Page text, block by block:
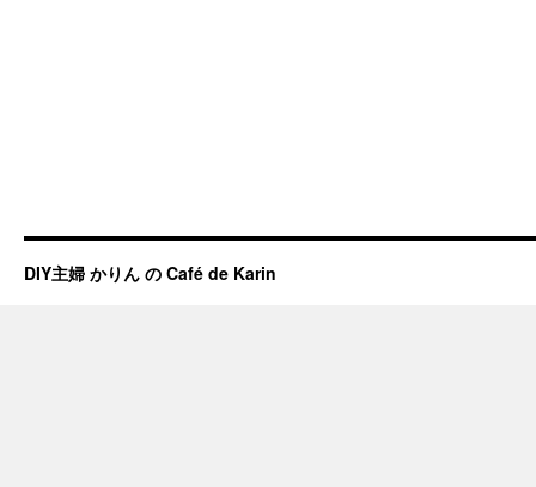
DIY主婦 かりん の Café de Karin